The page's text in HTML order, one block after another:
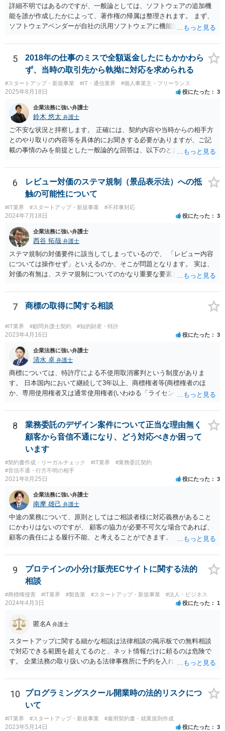
詳細不明ではあるのですが、一般論としては、ソフトウェアの追加機
能を誰が作成したかによって、著作権の帰属は整理されます。 まず、
ソフトウェアベンダーが自社の汎用ソフトウェアに機能追加を行った
の合意がない限り、追加部分を含めたプログラムの著作権は原則とし
てベンダーに帰属します。利用者が費用を負担している場合でも、そ
れだけで著作権が利用者に移転するわけではありません。 一方、利用
者側に認められるのは通常、その追加機能を含むソフトウェアを契約
の範囲内で利用する権利（使用許諾）にとどまることが多く、その具
体的な範囲は契約内容によって決まります。たとえば、当該利用者の
みが使用できるのか、ベンダーが他の顧客にも同様の機能を提供でき
るのか、といった点は契約によって調整されるのが一般的です。 ま
た、契約で特別の定めを設けることにより、追加機能の著作権を利用
者に帰属させる、あるいはベンダーに帰属させつつ利用者に独占的な
使用権を認めるといった整理をすることも可能です。 したがって、費
用負担のみをもって著作権の帰属が決まるものではなく、著作物を創
作した主体と、当事者間の契約内容によって決まると考えられます。
5
2018年の仕事のミスで全額返金したにもかかわら
ず、当時の取引先から執拗に対応を求められる
#スタートアップ・新規事業 #IT・通信業界 #個人事業主・フリーランス
2025年8月18日 役にたった 3
企業法務に強い弁護士
鈴木 悠太 弁護士
ご不安な状況と拝察します。 正確には、契約内容や当時からの相手方
とのやり取りの内容等を具体的にお聞きする必要がありますが、ご記
載の事情のみを前提とした一般論的な回答は、以下のとおりです。 ①
前の商事消滅時効、不法行為消滅時効）にかかっている可能性が高い
です。 ②相手方の報告要求については、法的には従う義務はないでし
ょう。 ③すでに対応は完了しており、もし相手方から今後具体的な法
的請求ないし措置がなされれば改めて検討するという方針でもよいよ
うに思われます。
6
レビュー対価のステマ規制（景品表示法）への抵
触の可能性について
#IT業界 #スタートアップ・新規事業 #不祥事対応
2024年7月18日 役にたった 3
企業法務に強い弁護士
西谷 拓哉 弁護士
ステマ規制の対価要件に該当してしまっているので、 「レビュー内容
については操作せず」といえるのか、そこが問題となります。 実は、
対価の有無は、ステマ規制についてのかなり重要な要素となります。
とを条件に割り引くサービスを提供していたケースですが、 明示的に
高評価と指示していなくても、全件報酬を支払うことを約してレビュ
ーをさせるということになれば、結局はそれはレビュー内容について
事業者が関与していると評価され「事業者による表示（広告）」と判
断される余地は残るといえるでしょう。 あくまで、自身の嗜好に基づ
るのです。 ※消費者庁のステマ規制の運用ガイドラインであるhttps://
www.caa.go.jp/policies/policy/representation/fair_labeling/guideline/ass
ets/representation_cms216_230328_03.pdf の５頁（イ）、２（１）参
照
7 商標の取得に関する相談
#IT業界 #顧問弁護士契約 #知的財産・特許
2023年4月16日 役にたった 3
企業法務に強い弁護士
清水 卓 弁護士
商標については、特許庁による不使用取消審判という制度がありま
す。 日本国内において継続して3年以上、商標権者等(商標権者のほ
か、専用使用権者又は通常使用権者(いわゆる「ライセンシー」)が、指
も、その指定商品・指定役務に関する商標登録を取り消すことについ
て、審判を請求することができます(商標法第50条第1項)。 また、登録
商標を有する企業から対象となる商標権を譲り受ける方法もあり得ま
す。 いずれにしても、詳しい事情に基づく判断を要するご事案かと思
われますので、一度、商標権に詳しい弁護士や弁理士に直接相談の
上、今後の方針の検討をなさってみるとよろしいかと思います。
8
業務委託のデザイン案件について正当な理由無く
顧客から音信不通になり、どう対応べきか困って
います
#契約書作成・リーガルチェック #IT業界
#業務委託契約
#音信不通・行方不明の相手
2021年8月25日 役にたった 3
企業法務に強い弁護士
南摩 雄己 弁護士
中途の業務について、原則としてはご相談者様に対応義務があること
にかわりはないのですが、 顧客の協力が必要不可欠な場合であれば、
顧客の責任による履行不能、と考えることができます。 トラブルにな
などで 簡単にでもまとめておくこと、顧客とのやり取りのログを証拠
として保存しておくこともお勧めいたします。
9
プロテインの小分け販売ECサイトに関する法的
相談
#商標権侵害 #IT業界 #製造業 #スタートアップ・新規事業 #法人・ビジネス
2024年4月3日 役にたった 1
匿名A 弁護士
スタートアップに関する細かな相談は法律相談の掲示板での無料相談
で対応できる範囲を超えてるのと、ネット情報だけに頼るのは危険で
す。 企業法務の取り扱いのある法律事務所に予約を入れて、リーガル
す。
10
プログラミングスクール開業時の法的リスクにつ
いて
#IT業界 #スタートアップ・新規事業 #雇用契約書・就業規則作成
2023年5月14日 役にたった 3